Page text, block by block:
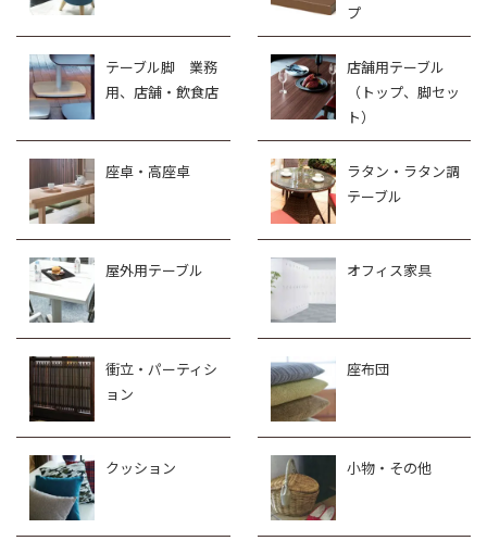
プ
テーブル脚 業務
用、店舗・飲食店
店舗用テーブル
（トップ、脚セッ
ト）
座卓・高座卓
ラタン・ラタン調
テーブル
屋外用テーブル オフィス家具
衝立・パーティシ
ョン
座布団
クッション 小物・その他